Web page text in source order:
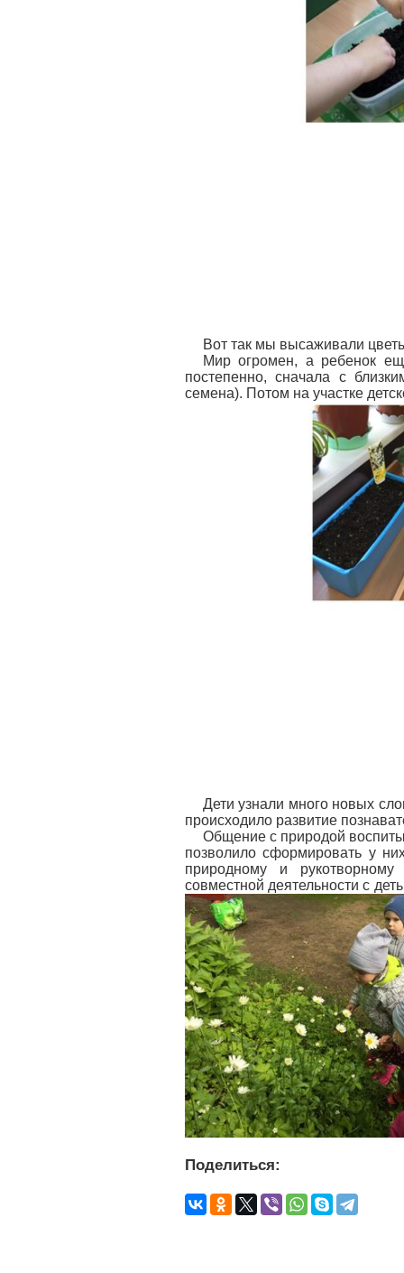
Вот так мы высаживали
Мир огромен, а ребенок
постепенно, сначала с
семена). Потом на участке
Дети узнали много новых
происходило развитие
Общение с природой
позволило сформировать у
природному и
совместной деятельности с
Поделиться: